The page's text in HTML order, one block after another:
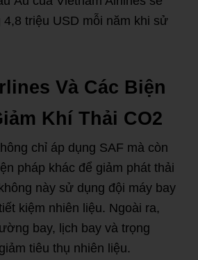
4,8 triệu USD mỗi năm khi sử
Và Các Biện
Khí Thải CO2
chỉ áp dụng SAF mà còn
pháp khác để giảm phát thải
này sử dụng đội máy bay
kiệm nhiên liệu. Ngoài ra,
bay, lịch bay và trọng
tiêu thụ nhiên liệu.